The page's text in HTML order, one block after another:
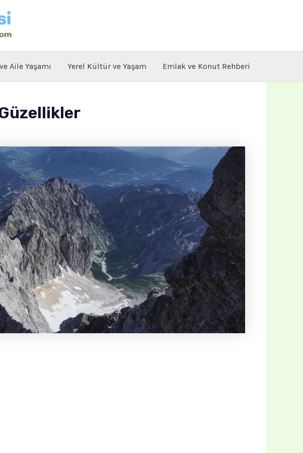
Aile Yaşamı Yerel Kültür ve Yaşam Emlak ve Konut Rehberi